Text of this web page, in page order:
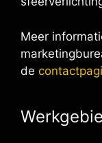
Meer
de